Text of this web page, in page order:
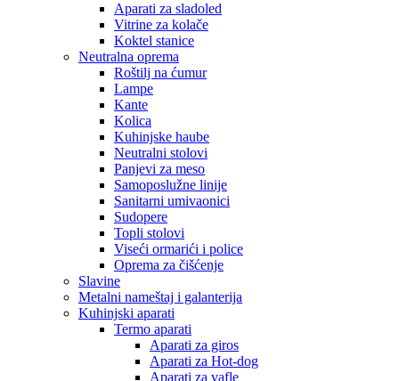
Aparati za sladoled
Vitrine za kolače
Koktel stanice
Neutralna oprema
Roštilj na ćumur
Lampe
Kante
Kolica
Kuhinjske haube
Neutralni stolovi
Panjevi za meso
Samoposlužne linije
Sanitarni umivaonici
Sudopere
Topli stolovi
Viseći ormarići i police
Oprema za čišćenje
Slavine
Metalni nameštaj i galanterija
Kuhinjski aparati
Termo aparati
Aparati za giros
Aparati za Hot-dog
Aparati za vafle